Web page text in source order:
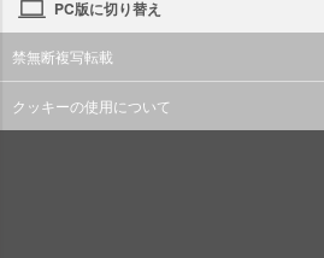
PC版に切り替え
禁無断複写転載
クッキーの使用について